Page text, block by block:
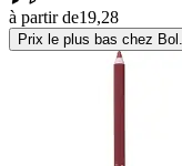
à partir de19,28
Prix le plus bas chez Bol.